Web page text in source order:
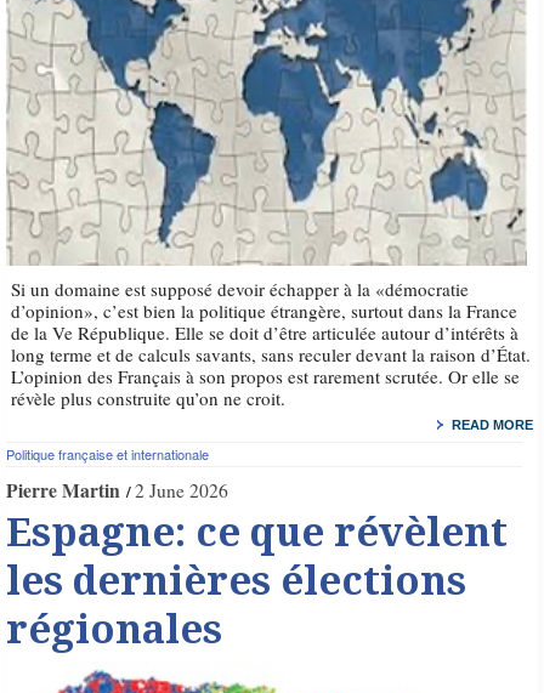
Si un domaine est supposé devoir échapper à la «démocratie
d’opinion», c’est bien la politique étrangère, surtout dans la France
de la Ve République. Elle se doit d’être articulée autour d’intérêts à
long terme et de calculs savants, sans reculer devant la raison d’État.
L’opinion des Français à son propos est rarement scrutée. Or elle se
révèle plus construite qu’on ne croit.
READ MORE
Politique française et internationale
Pierre Martin 2 June 2026
Espagne: ce que révèlent
les dernières élections
régionales